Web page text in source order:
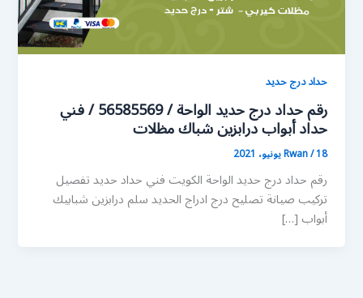
حداد درج حديد
رقم حداد درج حديد الواحة / 56585569 / فني
حداد أبواب درابزين شباك مظلات
Rwan/18 يونيو، 2021
رقم حداد درج حديد الواحة الكويت فني حداد حديد تفصيل
تركيب صيانة تصليح درج ادراج الحديد سلم درابزين شبابيك
أبواب […]